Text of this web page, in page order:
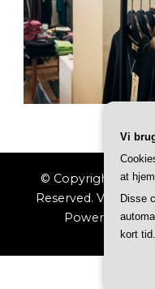
© Copyright 2026
Reserved. Vilva |
Powered by
Vi
at
Disse
kort tid.